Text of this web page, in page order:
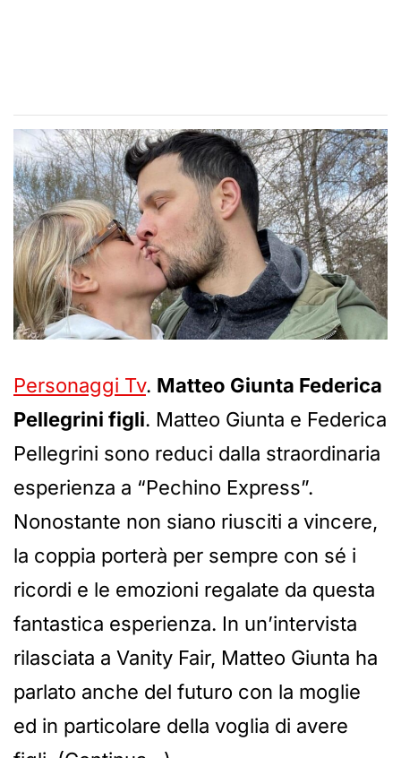
Personaggi Tv. Matteo Giunta Federica
Pellegrini figli. Matteo Giunta e Federica
Pellegrini sono reduci dalla straordinaria
esperienza a “Pechino Express”.
Nonostante non siano riusciti a vincere,
la coppia porterà per sempre con sé i
ricordi e le emozioni regalate da questa
fantastica esperienza. In un’intervista
rilasciata a Vanity Fair, Matteo Giunta ha
parlato anche del futuro con la moglie
ed in particolare della voglia di avere